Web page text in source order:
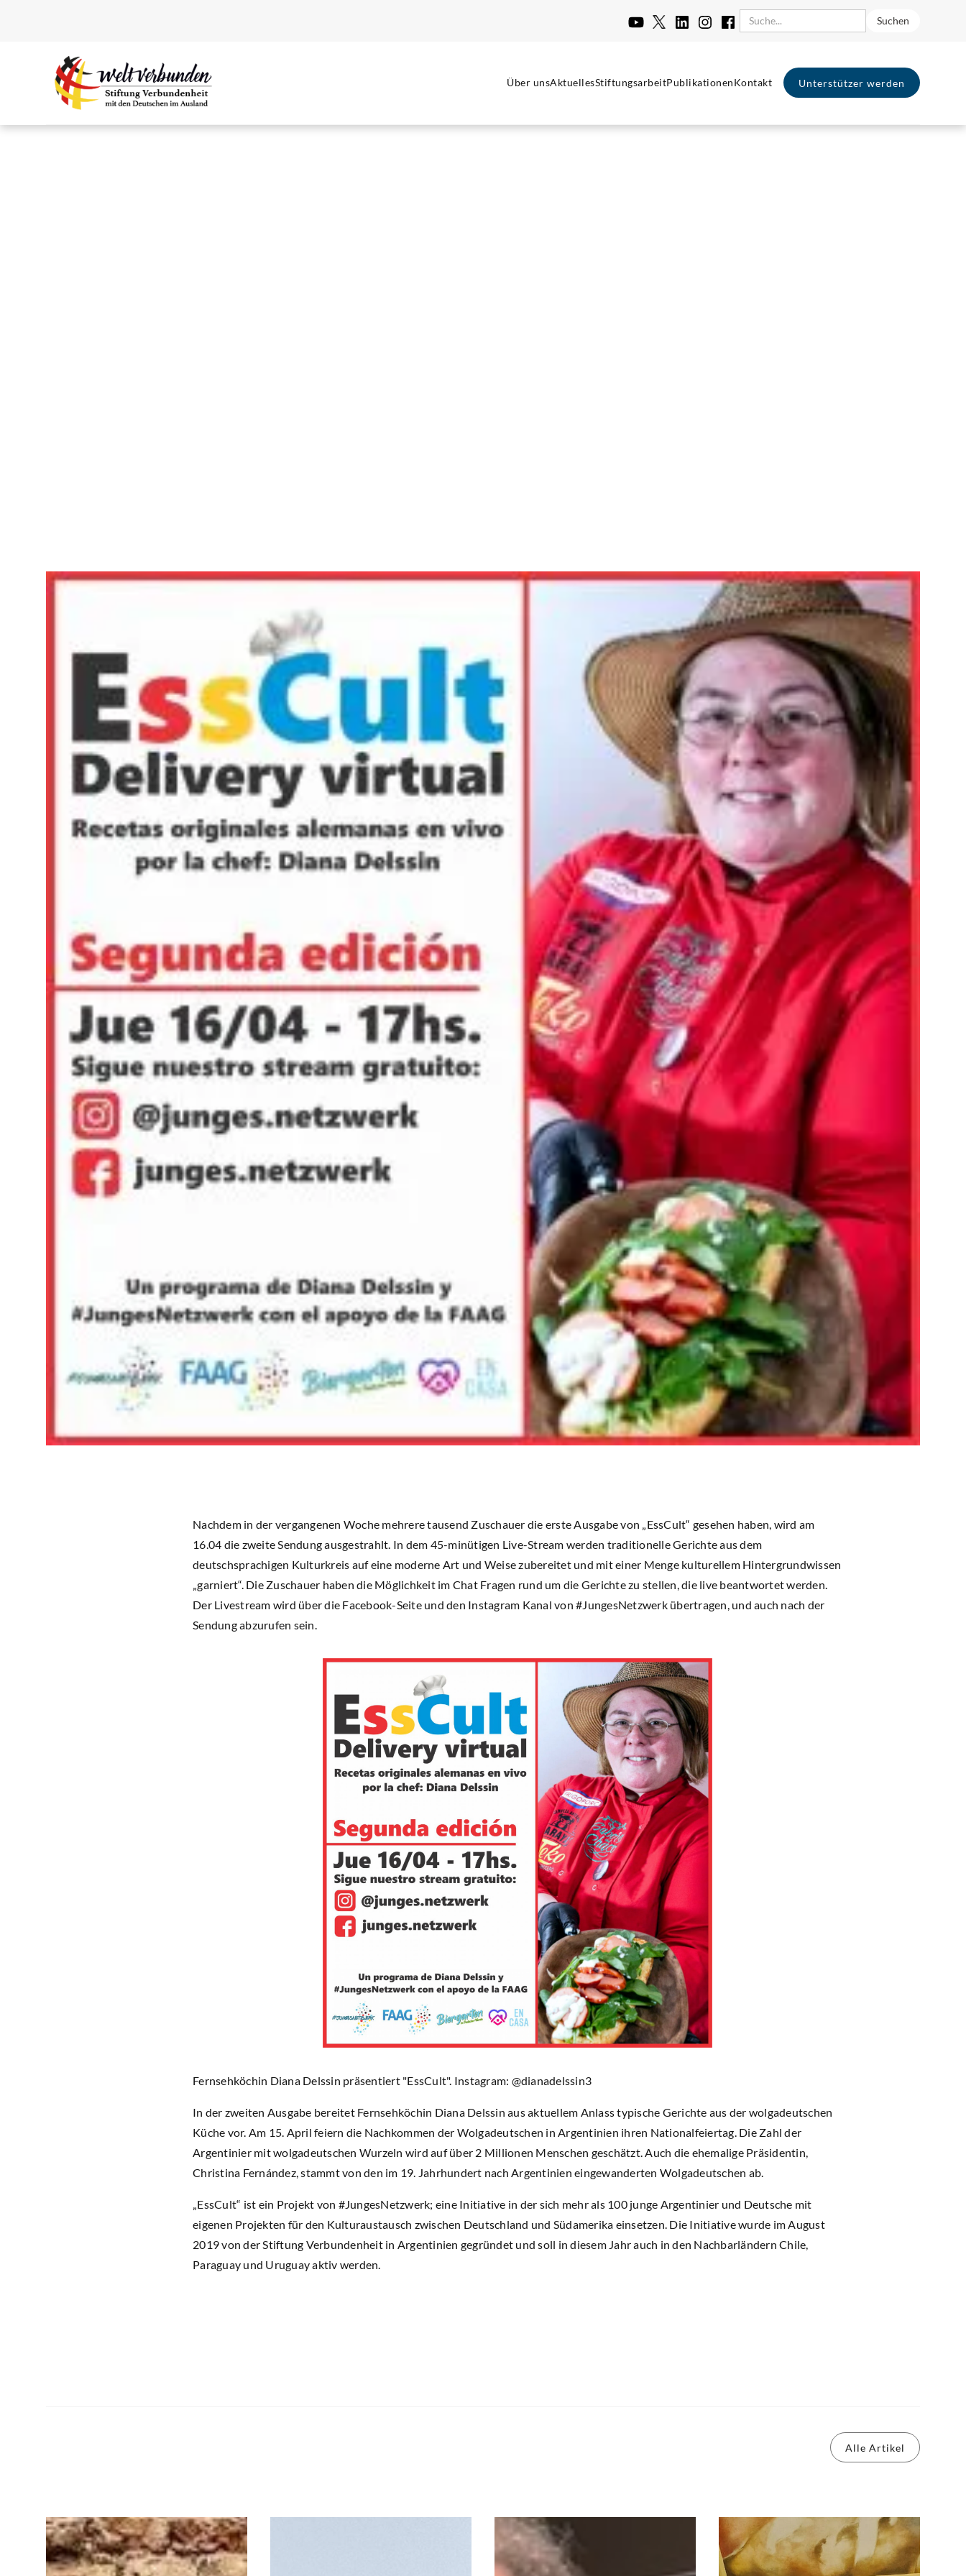
Über unsAktuellesStiftungsarbeitPublikationenKontakt Unterstützer werden
Nachdem in der vergangenen Woche mehrere tausend Zuschauer die erste Ausgabe von „EssCult“ gesehen haben, wird am
16.04 die zweite Sendung ausgestrahlt. In dem 45-minütigen Live-Stream werden traditionelle Gerichte aus dem
deutschsprachigen Kulturkreis auf eine moderne Art und Weise zubereitet und mit einer Menge kulturellem Hintergrundwissen
„garniert“. Die Zuschauer haben die Möglichkeit im Chat Fragen rund um die Gerichte zu stellen, die live beantwortet werden.
Der Livestream wird über die Facebook-Seite und den Instagram Kanal von #JungesNetzwerk übertragen, und auch nach der
Sendung abzurufen sein.
Fernsehköchin Diana Delssin präsentiert "EssCult". Instagram: @dianadelssin3
In der zweiten Ausgabe bereitet Fernsehköchin Diana Delssin aus aktuellem Anlass typische Gerichte aus der wolgadeutschen
Küche vor. Am 15. April feiern die Nachkommen der Wolgadeutschen in Argentinien ihren Nationalfeiertag. Die Zahl der
Argentinier mit wolgadeutschen Wurzeln wird auf über 2 Millionen Menschen geschätzt. Auch die ehemalige Präsidentin,
Christina Fernández, stammt von den im 19. Jahrhundert nach Argentinien eingewanderten Wolgadeutschen ab.
„EssCult“ ist ein Projekt von #JungesNetzwerk; eine Initiative in der sich mehr als 100 junge Argentinier und Deutsche mit
eigenen Projekten für den Kulturaustausch zwischen Deutschland und Südamerika einsetzen. Die Initiative wurde im August
2019 von der Stiftung Verbundenheit in Argentinien gegründet und soll in diesem Jahr auch in den Nachbarländern Chile,
Paraguay und Uruguay aktiv werden.
Alle Artikel